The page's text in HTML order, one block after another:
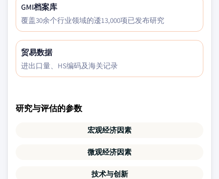
GMI档案库
覆盖30余个行业领域的逶13,000项已发布研究
贸易数据
进出口量、HS编码及海关记录
研究与评估的参数
宏观经济因素
微观经济因素
技术与创新